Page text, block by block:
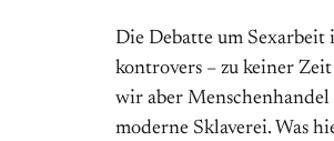
Die Debatte um Sexarbeit
kontrovers – zu keiner
wir aber Menschenhandel
moderne Sklaverei. Was